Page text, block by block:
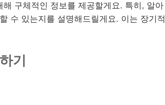
구체적인 정보를 제공할게요. 특히, 알아
수 있는지를 설명해드릴게요. 이는 장기적
기